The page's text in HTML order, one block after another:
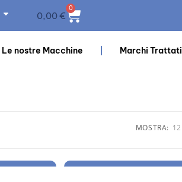
0,00€
0
Le nostre Macchine Marchi Trattati
MOSTRA: 12